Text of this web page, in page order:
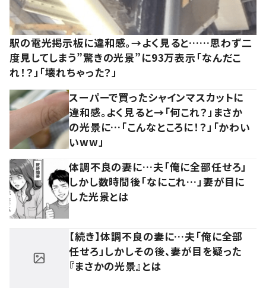
駅の電光掲示板に違和感。→よく見ると……思わず二
度見してしまう”驚きの光景”に93万表示「なんだこ
れ！？」「壊れちゃった？」
スーパーで買ったシャインマスカットに
違和感。よく見ると→「何これ？」まさか
の光景に…「こんなところに！？」「かわい
いww」
体調不良の妻に…夫「俺に全部任せろ」
しかし数時間後「なにこれ…」妻が目に
した光景とは
【続き】体調不良の妻に…夫「俺に全部
任せろ」しかしその後、妻が目を疑った
『まさかの光景』とは